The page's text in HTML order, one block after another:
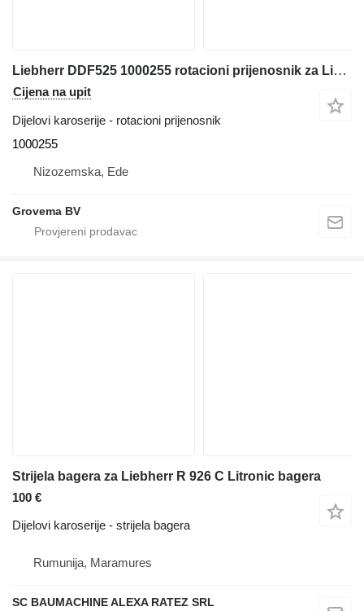
Liebherr DDF525 1000255 rotacioni prijenosnik za Liebherr R950 bagera
Cijena na upit
Dijelovi karoserije - rotacioni prijenosnik
1000255
Nizozemska, Ede
Grovema BV
Strijela bagera za Liebherr R 926 C Litronic bagera
100 €
Dijelovi karoserije - strijela bagera
Rumunija, Maramures
SC BAUMACHINE ALEXA RATEZ SRL